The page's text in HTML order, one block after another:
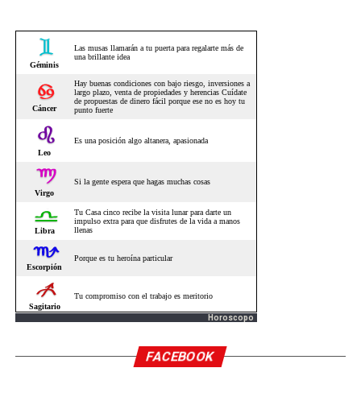
Horoscopo
FACEBOOK